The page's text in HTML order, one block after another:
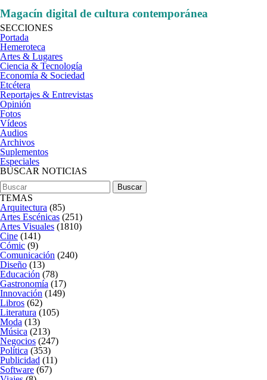
Magacín digital de cultura contemporánea
SECCIONES
Portada
Hemeroteca
Artes & Lugares
Ciencia & Tecnología
Economía & Sociedad
Etcétera
Reportajes & Entrevistas
Opinión
Fotos
Vídeos
Audios
Archivos
Suplementos
Especiales
BUSCAR NOTICIAS
TEMAS
Arquitectura (85)
Artes Escénicas (251)
Artes Visuales (1810)
Cine (141)
Cómic (9)
Comunicación (240)
Diseño (13)
Educación (78)
Gastronomía (17)
Innovación (149)
Libros (62)
Literatura (105)
Moda (13)
Música (213)
Negocios (247)
Política (353)
Publicidad (11)
Software (67)